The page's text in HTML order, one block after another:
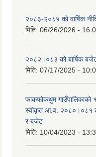
२०८३-२०८४ को वार्षिक
मिति: 06/26/2026 -
२०८२।०८३ को बार्षिक
मिति: 07/17/2025 -
फाकफोकथुम
स्वीकृत आ.व. २०८०।०८१ को
र बजेट
मिति: 10/04/2023 -